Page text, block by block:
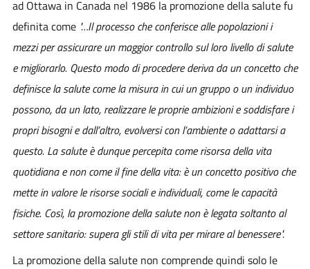
ad Ottawa in Canada nel 1986 la promozione della salute fu
definita come "…Il processo che conferisce alle popolazioni i
mezzi per assicurare un maggior controllo sul loro livello di salute
e migliorarlo. Questo modo di procedere deriva da un concetto che
definisce la salute come la misura in cui un gruppo o un individuo
possono, da un lato, realizzare le proprie ambizioni e soddisfare i
propri bisogni e dall’altro, evolversi con l’ambiente o adattarsi a
questo. La salute è dunque percepita come risorsa della vita
quotidiana e non come il fine della vita: è un concetto positivo che
mette in valore le risorse sociali e individuali, come le capacità
fisiche. Così, la promozione della salute non è legata soltanto al
settore sanitario: supera gli stili di vita per mirare al benessere".
La promozione della salute non comprende quindi solo le